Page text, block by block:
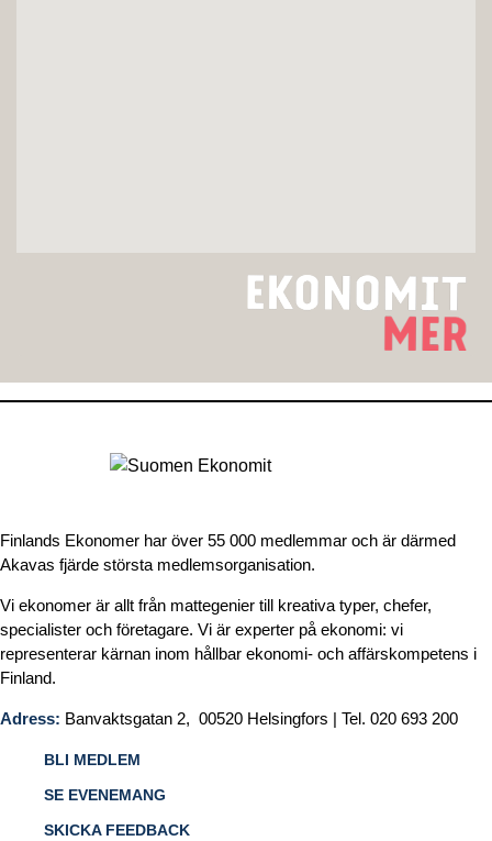
Finlands Ekonomer har över 55 000 medlemmar och är därmed
Akavas fjärde största medlemsorganisation.
Vi ekonomer är allt från mattegenier till kreativa typer, chefer,
specialister och företagare. Vi är experter på ekonomi: vi
representerar kärnan inom hållbar ekonomi- och affärskompetens i
Finland.
Adress: Banvaktsgatan 2, 00520 Helsingfors | Tel. 020 693 200
BLI MEDLEM
SE EVENEMANG
SKICKA FEEDBACK